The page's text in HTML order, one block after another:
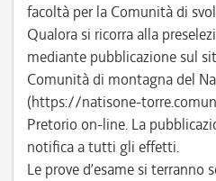
facoltà per la Comunità di
Qualora si ricorra alla
mediante pubblicazione sul
Comunità di montagna del
(https://natisone-
Pretorio on-line. La
notifica a tutti gli effetti.
Le prove d’esame si terranno